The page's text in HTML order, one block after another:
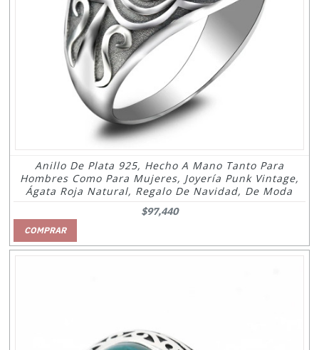
Anillo De Plata 925, Hecho A Mano Tanto Para
Hombres Como Para Mujeres, Joyería Punk Vintage,
Ágata Roja Natural, Regalo De Navidad, De Moda
$97,440
COMPRAR